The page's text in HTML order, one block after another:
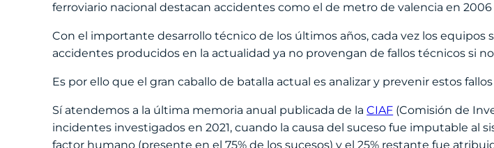
ferroviario nacional destacan accidentes como el de metro de valencia en
Con el importante desarrollo técnico de los últimos años, cada vez los
accidentes producidos en la actualidad ya no provengan de fallos técnicos si
Es por ello que el gran caballo de batalla actual es analizar y prevenir estos
Sí atendemos a la última memoria anual publicada de laCIAF (Comisión de
incidentes investigados en 2021, cuando la causa del suceso fue imputable al
factor humano (presente en el 75% de los sucesos) y el 25% restante fue